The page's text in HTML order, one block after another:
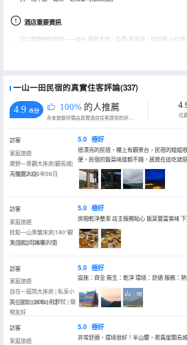
酒店重要資訊
可以帶寵物的房間——自在-庭院大床、自得-家庭房、從前慢-火炕房
一山一田民宿的真實住客評論(337)
4.9 /5分 100% 的人推薦
永安旅遊評價由真實酒店住客提供的評價。 位
訪客
家庭旅遊
樂野—景觀大床房|觀長城|
可攜寵入住
入住於2026年08月
5.0 極好
很漂亮的民宿，樓上有觀景台，民宿的姐姐
便，民宿的飯菜味道都不錯，感覺在這吃就
訪客
家庭旅遊
枕鬆—山景雙床房|180°觀
景|浴缸|可攜寵入住
入住於2026年07月
5.0 極好
房間乾淨整潔 店主服務貼心 飯菜豐富美味
訪客
家庭旅遊
自在—庭院大床房 | 私享小
院 | 浴缸 | BBQ | 乳膠枕 | 寵
物友好
入住於2026年05月
5.0 極好
設施：齊全 衞生：乾淨 環境：舒適 服務：
訪客
家庭旅遊
5.0 極好
非常舒適，環境很好！半山腰，爬黃崖關長